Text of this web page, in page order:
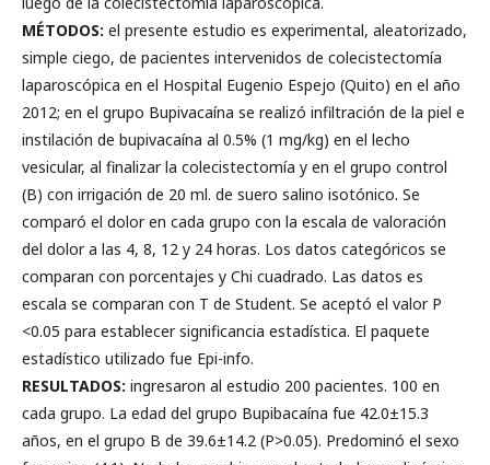
MÉTODOS: el presente estudio es experimental, aleatorizado,
simple ciego, de pacientes intervenidos de colecistectomía
laparoscópica en el Hospital Eugenio Espejo (Quito) en el año
2012; en el grupo Bupivacaína se realizó infiltración de la piel e
instilación de bupivacaína al 0.5% (1 mg/kg) en el lecho
vesicular, al finalizar la colecistectomía y en el grupo control
(B) con irrigación de 20 ml. de suero salino isotónico. Se
comparó el dolor en cada grupo con la escala de valoración
del dolor a las 4, 8, 12 y 24 horas. Los datos categóricos se
comparan con porcentajes y Chi cuadrado. Las datos es
escala se comparan con T de Student. Se aceptó el valor P
<0.05 para establecer significancia estadística. El paquete
estadístico utilizado fue Epi-info.
RESULTADOS: ingresaron al estudio 200 pacientes. 100 en
cada grupo. La edad del grupo Bupibacaína fue 42.0±15.3
años, en el grupo B de 39.6±14.2 (P>0.05). Predominó el sexo